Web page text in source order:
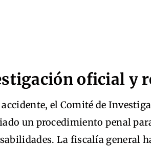
oficial y
el Comité de
un procedimiento penal
La fiscalía general